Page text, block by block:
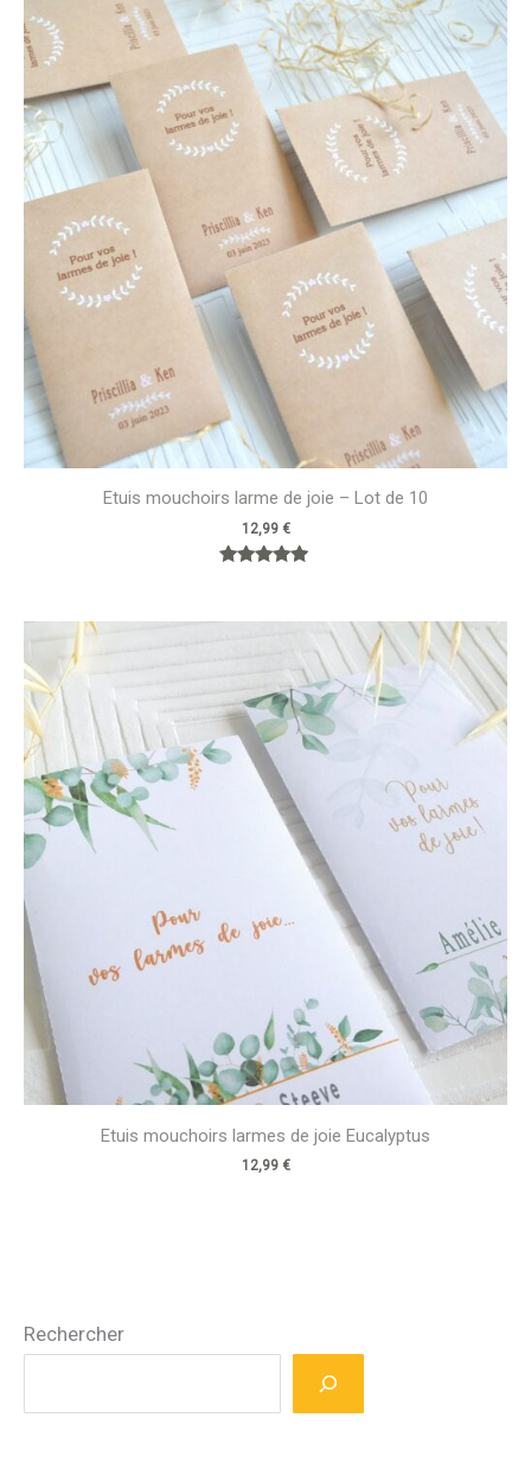
Etuis mouchoirs larme de joie – Lot de 10
12,99 €
Etuis mouchoirs larmes de joie Eucalyptus
12,99 €
Rechercher